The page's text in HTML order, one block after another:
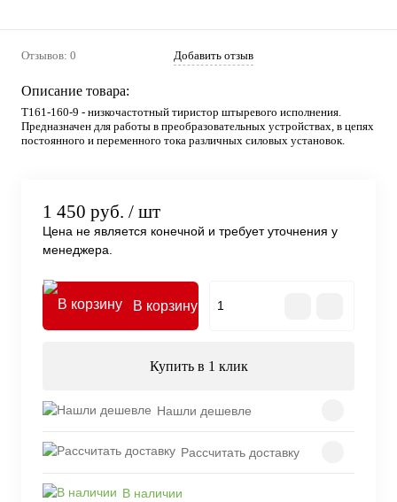
Отзывов: 0 Добавить отзыв
Описание товара:
Т161-160-9 - низкочастотный тиристор штыревого исполнения.
Предназначен для работы в преобразовательных устройствах, в цепях
постоянного и переменного тока различных силовых установок.
1 450 руб. / шт
Цена не является конечной и требует уточнения у
менеджера.
В корзину
Купить в 1 клик
Нашли дешевле
Рассчитать доставку
В наличии